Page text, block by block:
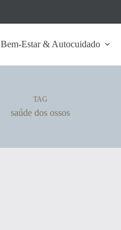
Bem-Estar & Autocuidado
TAG
saúde dos ossos